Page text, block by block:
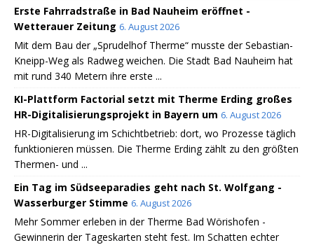
Erste Fahrradstraße in Bad Nauheim eröffnet -
Wetterauer Zeitung 6. August 2026
Mit dem Bau der „Sprudelhof Therme“ musste der Sebastian-
Kneipp-Weg als Radweg weichen. Die Stadt Bad Nauheim hat
mit rund 340 Metern ihre erste ...
KI-Plattform Factorial setzt mit Therme Erding großes
HR-Digitalisierungsprojekt in Bayern um 6. August 2026
HR-Digitalisierung im Schichtbetrieb: dort, wo Prozesse täglich
funktionieren müssen. Die Therme Erding zählt zu den größten
Thermen- und ...
Ein Tag im Südseeparadies geht nach St. Wolfgang -
Wasserburger Stimme 6. August 2026
Mehr Sommer erleben in der Therme Bad Wörishofen -
Gewinnerin der Tageskarten steht fest. Im Schatten echter